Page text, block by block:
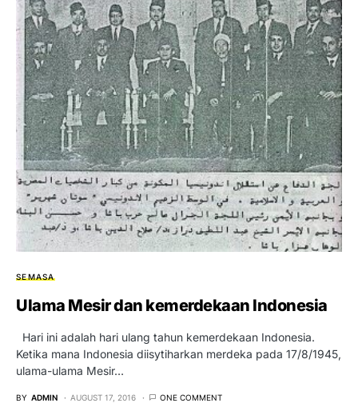
SEMASA
Ulama Mesir dan kemerdekaan Indonesia
Hari ini adalah hari ulang tahun kemerdekaan Indonesia.
Ketika mana Indonesia diisytiharkan merdeka pada 17/8/1945,
ulama-ulama Mesir…
BY ADMIN AUGUST 17, 2016 ONE COMMENT